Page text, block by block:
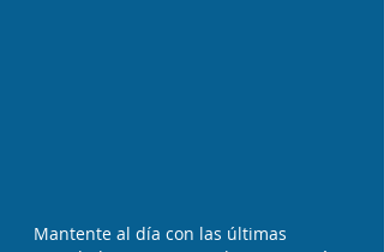
Mantente al día con las últimas